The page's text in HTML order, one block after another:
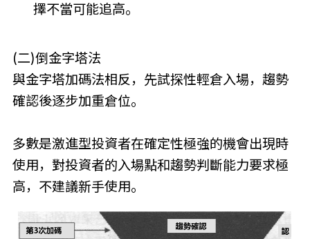
擇不當可能追高。
(二)倒金字塔法
與金字塔加碼法相反，先試探性輕倉入場，趨勢
確認後逐步加重倉位。
多數是激進型投資者在確定性極強的機會出現時
使用，對投資者的入場點和趨勢判斷能力要求極
高，不建議新手使用。